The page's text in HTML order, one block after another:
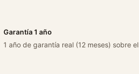
Garantía 1 año
1 año de garantía real (12 meses) sobre